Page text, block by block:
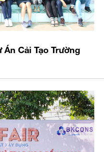
Cải Tạo Trường